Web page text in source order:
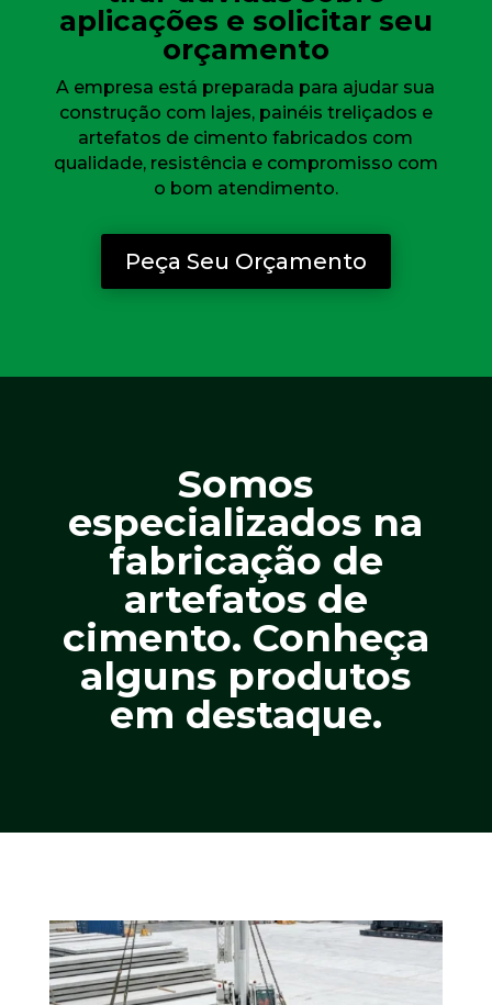
aplicações e solicitar seu
orçamento
A empresa está preparada para ajudar sua
construção com lajes, painéis treliçados e
artefatos de cimento fabricados com
qualidade, resistência e compromisso com
o bom atendimento.
Peça Seu Orçamento
Somos
especializados na
fabricação de
artefatos de
cimento. Conheça
alguns produtos
em destaque.